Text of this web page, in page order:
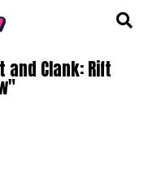
Clank: Rift